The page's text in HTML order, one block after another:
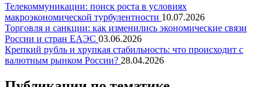
Телекоммуникации: поиск роста в условиях
макроэкономической турбулентности 10.07.2026
Торговля и санкции: как изменились экономические связи
России и стран ЕАЭС 03.06.2026
Крепкий рубль и хрупкая стабильность: что происходит с
валютным рынком России? 28.04.2026